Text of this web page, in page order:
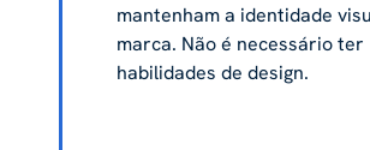
mantenham a identidade
marca. Não é necessário ter
habilidades de design.